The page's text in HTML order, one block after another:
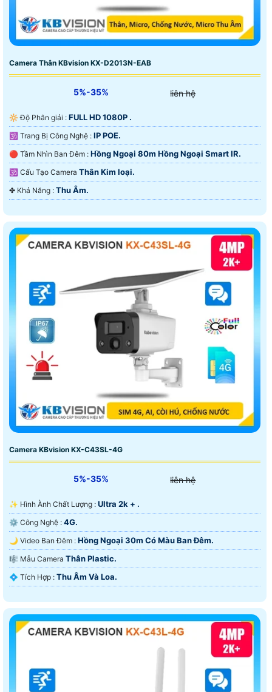
Camera Thân KBvision KX-D2013N-EAB
5%-35% liên hệ
🔆 Độ Phân giải : FULL HD 1080P .
🕉️ Trang Bị Công Nghệ : IP POE.
🔴 Tầm Nhìn Ban Đêm : Hồng Ngoại 80m Hồng Ngoại Smart IR.
🕉️ Cấu Tạo Camera Thân Kim loại.
️✤ Khả Năng : Thu Âm.
Camera KBvision KX-C43SL-4G
5%-35% liên hệ
✨ Hình Ành Chất Lượng : Ultra 2k + .
⚙ Công Nghệ : 4G.
🌙 Video Ban Đêm : Hồng Ngoại 30m Có Màu Ban Ðêm.
🎼️ Mẫu Camera Thân Plastic.
️💠 Tích Hợp : Thu Âm Và Loa.